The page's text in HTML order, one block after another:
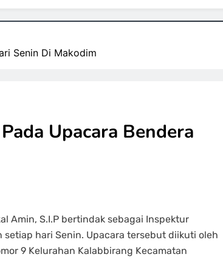
Senin Di Makodim
Upacara Bendera
Amin, S.I.P bertindak sebagai Inspektur
hari Senin. Upacara tersebut diikuti oleh
9 Kelurahan Kalabbirang Kecamatan